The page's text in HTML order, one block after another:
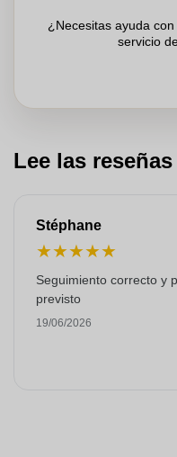
¿Necesitas ayuda
servicio
Lee las
Stéphane
★★★★★
Seguimiento correcto y
previsto
19/06/2026